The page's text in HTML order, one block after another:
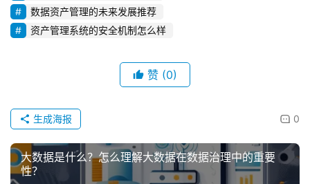
数据资产管理的未来发展推荐
资产管理系统的安全机制怎么样
赞 (0)
0
生成海报
大数据是什么？怎么理解大数据在数据治理中的重要
性？